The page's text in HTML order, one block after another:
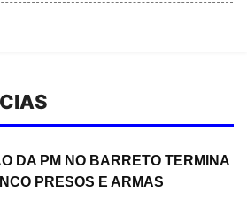
DA PM NO BARRETO TERMINA
PRESOS E ARMAS